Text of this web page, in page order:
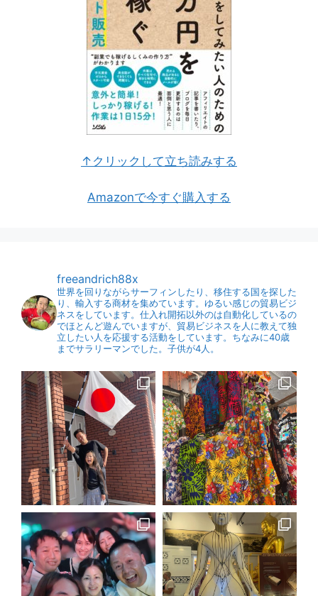
↑クリックして立ち読みする
Amazonで今すぐ購入する
freeandrich88x
世界を回りながらサーフィンしたり、移住する国を探した
り、輸入する商材を集めています。ゆるい感じの貿易ビジ
ネスをしています。仕入れ開拓以外のは自動化しているの
でほとんど遊んでいますが、貿易ビジネスを人に教えて独
立したい人を応援する活動をしています。ちなみに40歳
までサラリーマンでした。子供が4人。